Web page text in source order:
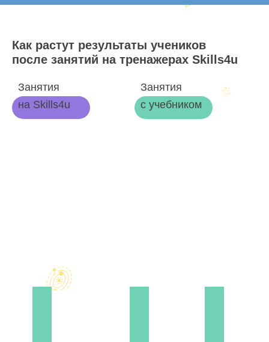
Как растут результаты учеников
после занятий на тренажерах Skills4u
Занятия
на Skills4u
Занятия
с учебником